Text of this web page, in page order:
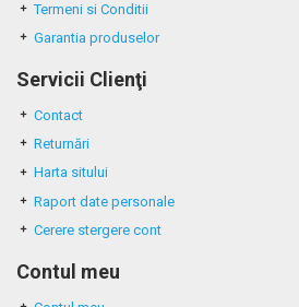
Termeni si Conditii
Garantia produselor
Servicii Clienţi
Contact
Returnări
Harta sitului
Raport date personale
Cerere stergere cont
Contul meu